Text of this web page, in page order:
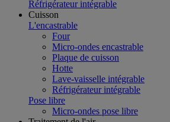
Réfrigérateur intégrable
Cuisson
L'encastrable
Four
Micro-ondes encastrable
Plaque de cuisson
Hotte
Lave-vaisselle intégrable
Réfrigérateur intégrable
Pose libre
Micro-ondes pose libre